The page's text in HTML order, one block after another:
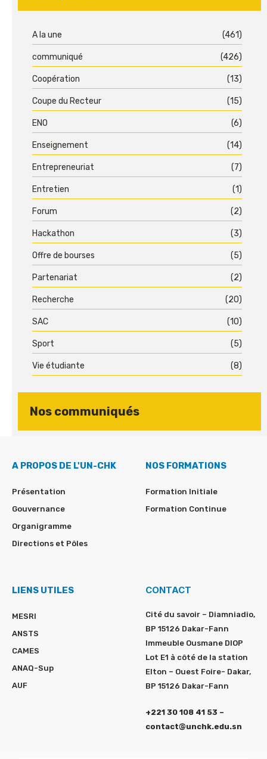
A la une (461)
communiqué (426)
Coopération (13)
Coupe du Recteur (15)
ENO (6)
Enseignement (14)
Entrepreneuriat (7)
Entretien (1)
Forum (2)
Hackathon (3)
Offre de bourses (5)
Partenariat (2)
Recherche (20)
SAC (10)
Sport (5)
Vie étudiante (8)
Nos communiqués
A PROPOS DE L'UN-CHK
Présentation
Gouvernance
Organigramme
Directions et Pôles
NOS FORMATIONS
Formation Initiale
Formation Continue
LIENS UTILES
MESRI
ANSTS
CAMES
ANAQ-Sup
AUF
CONTACT
Cité du savoir – Diamniadio,
BP 15126 Dakar-Fann
Immeuble Ousmane DIOP
Lot E1 à côté de la station
Elton – Ouest Foire- Dakar,
BP 15126 Dakar-Fann
+221 30 108 41 53 –
contact@unchk.edu.sn